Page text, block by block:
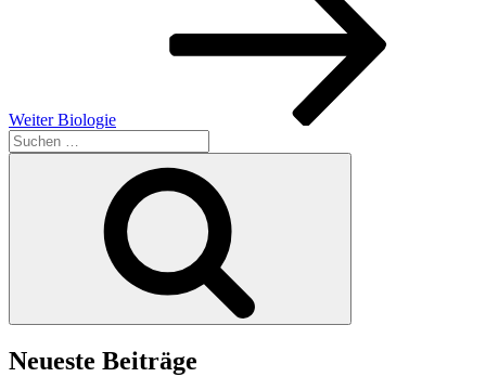
Weiter Biologie
Suchen
nach:
Neueste Beiträge